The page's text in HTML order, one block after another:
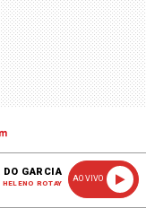
DO GARCIA
ROTAY
AO VIVO